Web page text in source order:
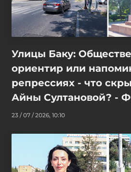
Улицы Баку:
ориентир или
репрессиях - что
Айны Султановой? -
23 / 07 / 2026, 10:10